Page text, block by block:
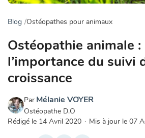
Blog Ostéopathes pour animaux
Ostéopathie animale :
l’importance du suivi
croissance
Par Mélanie VOYER
Ostéopathe D.O
Rédigé le 14 Avril 2020 · Mis à jour le 07